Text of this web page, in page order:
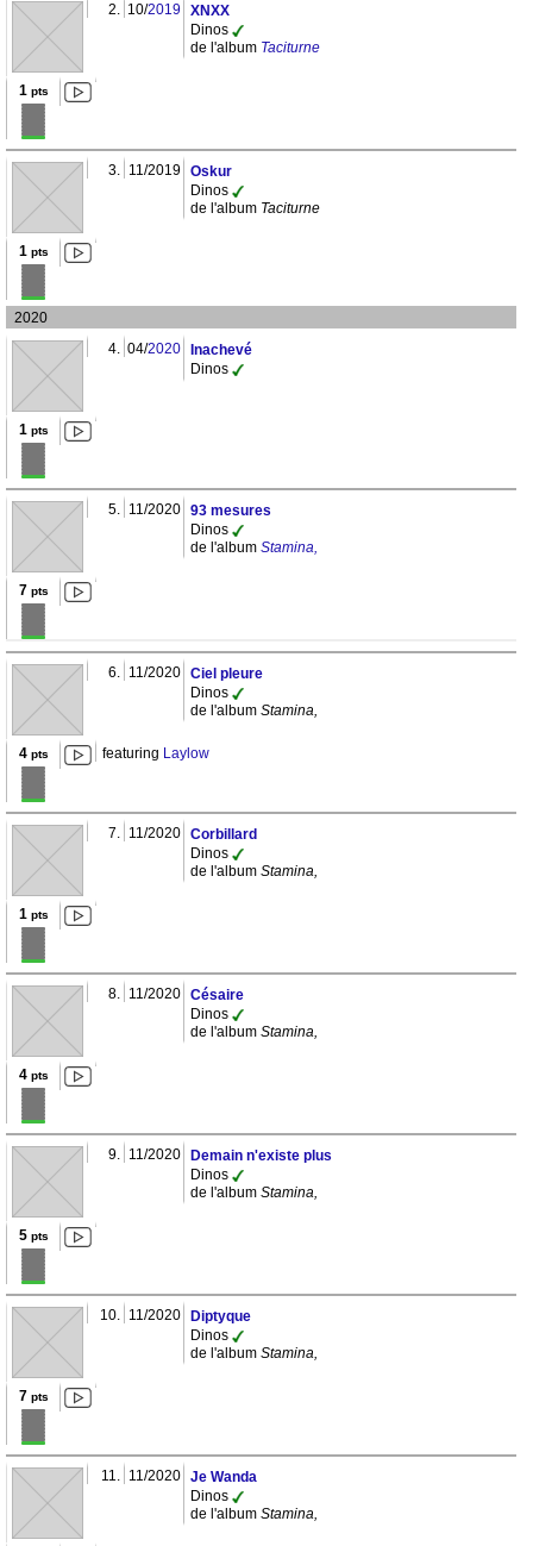
2. 10/2019
XNXX
Dinos
de l'album Taciturne
1 pts
3. 11/2019
Oskur
Dinos
de l'album Taciturne
1 pts
2020
4. 04/2020
Inachevé
Dinos
1 pts
5. 11/2020
93 mesures
Dinos
de l'album Stamina,
7 pts
6. 11/2020
Ciel pleure
Dinos
de l'album Stamina,
4pts featuring Laylow
7. 11/2020
Corbillard
Dinos
de l'album Stamina,
1 pts
8. 11/2020
Césaire
Dinos
de l'album Stamina,
4pts
9. 11/2020
Demain n'existe plus
Dinos
de l'album Stamina,
5pts
10. 11/2020
Diptyque
Dinos
de l'album Stamina,
7 pts
11. 11/2020
Je Wanda
Dinos
de l'album Stamina,